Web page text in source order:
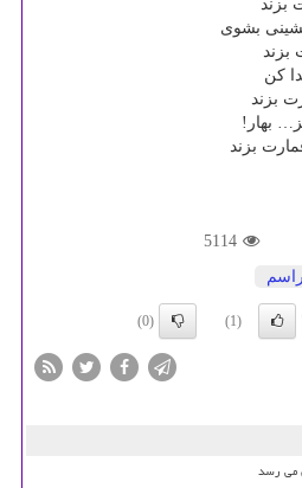
بزند
بشوی
كن
بزند
بهار!
بزند
5114
(1)
(0)
می رسد